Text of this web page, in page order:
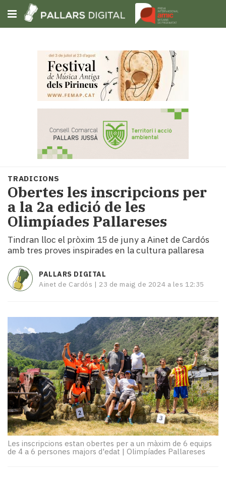
Subscriu-t'hi
Portada
Societat
Política
i
municipis
Economia
turisme
Esports
Mai
tant!
i
mitjans
El
temps
Reportatges
Entrevistes
Enquestes
A
escena!
Dis
la
teva!
Subscriptors
TRADICIONS
Obertes les inscripcions per
a la 2a edició de les
Olimpíades Pallareses
Tindran lloc el pròxim 15 de juny a Ainet de Cardós
amb tres proves inspirades en la cultura pallaresa
PALLARS DIGITAL
Ainet de Cardós | 23 de maig de 2024 a les 12:35
Les inscripcions estan obertes per a un màxim de 6 equips
de 4 a 6 persones majors d'edat | Olimpíades Pallareses